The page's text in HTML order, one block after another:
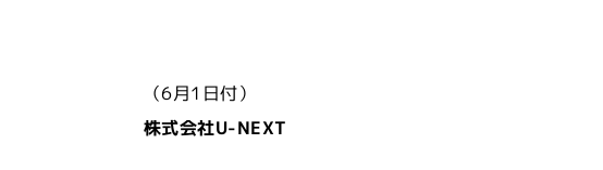
（6月1日付）
株式会社U-NEXT